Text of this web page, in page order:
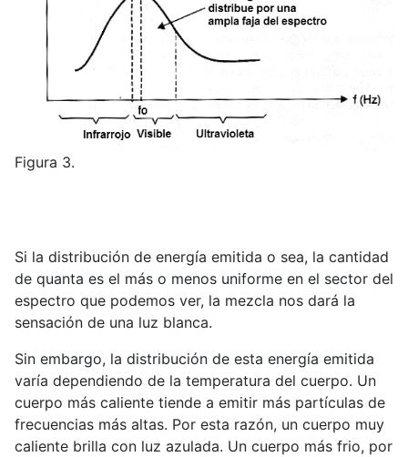
Figura 3.
Si la distribución de energía emitida o sea, la cantidad
de quanta es el más o menos uniforme en el sector del
espectro que podemos ver, la mezcla nos dará la
sensación de una luz blanca.
Sin embargo, la distribución de esta energía emitida
varía dependiendo de la temperatura del cuerpo. Un
cuerpo más caliente tiende a emitir más partículas de
frecuencias más altas. Por esta razón, un cuerpo muy
caliente brilla con luz azulada. Un cuerpo más frio, por